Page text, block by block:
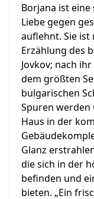
Borjana ist
Liebe gegen
auflehnt. Sie
Erzählung des
Jovkov; nach
dem größten
bulgarischen
Spuren werden
Haus in der
Glanz
die sich in der
befinden und
bieten. „Ein